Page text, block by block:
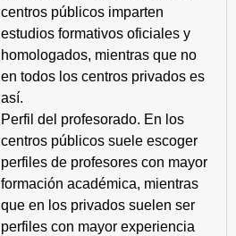
centros públicos imparten
estudios formativos oficiales y
homologados, mientras que no
en todos los centros privados es
así.
Perfil del profesorado. En los
centros públicos suele escoger
perfiles de profesores con mayor
formación académica, mientras
que en los privados suelen ser
perfiles con mayor experiencia